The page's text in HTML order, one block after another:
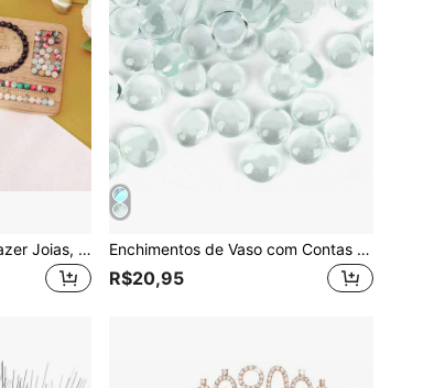
Placa de Contas para Fazer Joias, Placa de Contas de Bambu para Fazer Pulseiras de Joias, Placa de Contas de Pulseira DIY Enchimentos de Vaso com Contas de Pedras Preciosas de Vidro (100g, 200g, 400g) - Contas de Mármore Planas com Múltiplas Opções de Cores - Pedras Decorativas para Aquário, Florais, Mosaico Decorativo
R$20,95